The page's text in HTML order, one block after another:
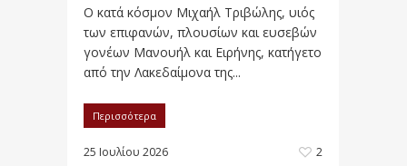
Ο κατά κόσμον Μιχαήλ Τριβώλης, υιός
των επιφανών, πλουσίων και ευσεβών
γονέων Μανουήλ και Ειρήνης, κατήγετο
από την Λακεδαίμονα της...
Περισσότερα
25 Ιουλίου 2026 2